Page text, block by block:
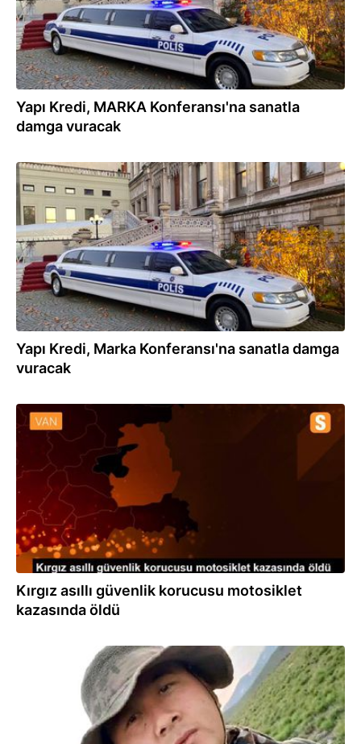
Yapı Kredi, MARKA Konferansı'na sanatla
damga vuracak
18.12.2019
Yapı Kredi, Marka Konferansı'na sanatla damga
vuracak
28.11.2019
Kırgız asıllı güvenlik korucusu motosiklet
kazasında öldü
28.11.2019